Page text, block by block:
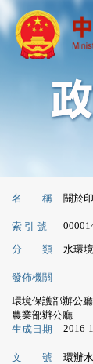
名 稱 關於
索 引 號
分 類 水環
發佈機關
環境保護部辦公廳
農業部辦公廳
生成日期
2016-
文 號
環辦